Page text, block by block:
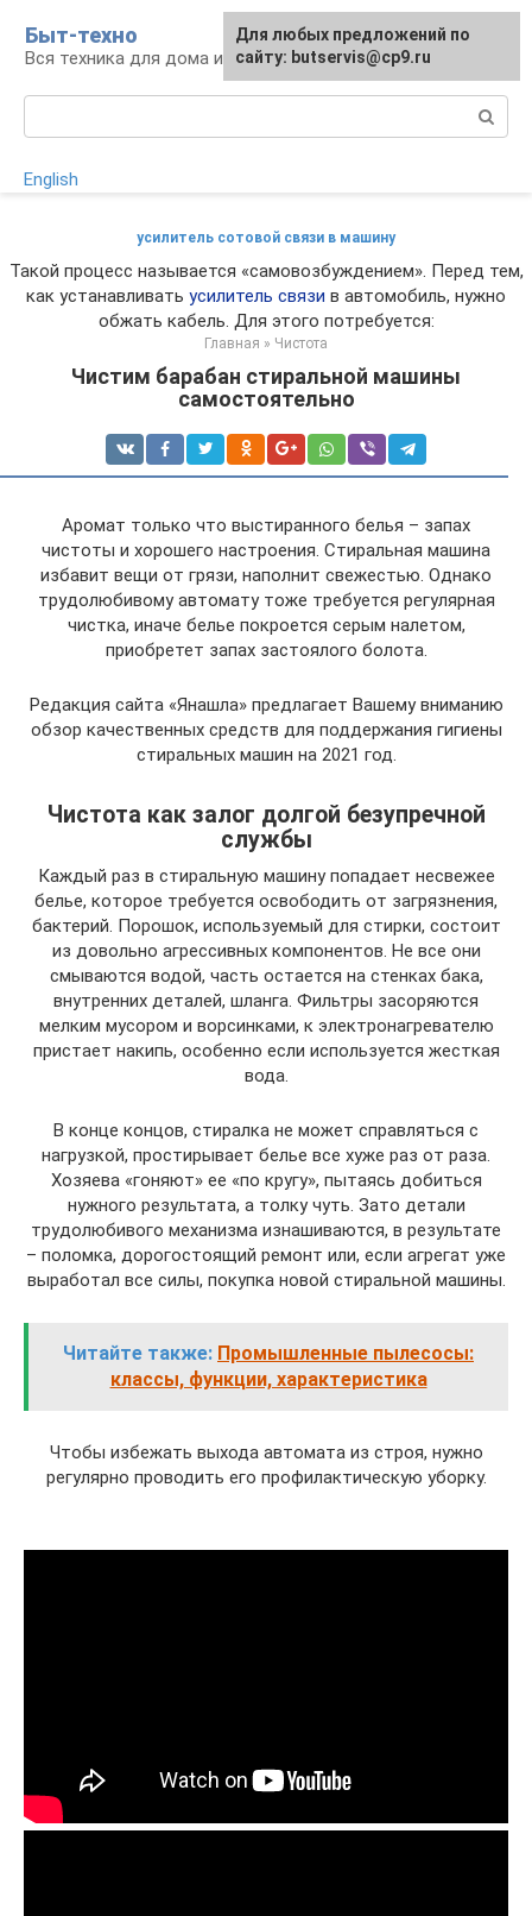
контенту
Быт-техно
Вся техника для дома и сада
English
усилитель сотовой связи в машину
Такой процесс называется «самовозбуждением». Перед тем,
как устанавливать усилитель связи в автомобиль, нужно
обжать кабель. Для этого потребуется:
Главная » Чистота
Чистим барабан стиральной машины
самостоятельно
Аромат только что выстиранного белья – запах
чистоты и хорошего настроения. Стиральная машина
избавит вещи от грязи, наполнит свежестью. Однако
трудолюбивому автомату тоже требуется регулярная
чистка, иначе белье покроется серым налетом,
приобретет запах застоялого болота.
Редакция сайта «Янашла» предлагает Вашему вниманию
обзор качественных средств для поддержания гигиены
стиральных машин на 2021 год.
Чистота как залог долгой безупречной
службы
Каждый раз в стиральную машину попадает несвежее
белье, которое требуется освободить от загрязнения,
бактерий. Порошок, используемый для стирки, состоит
из довольно агрессивных компонентов. Не все они
смываются водой, часть остается на стенках бака,
внутренних деталей, шланга. Фильтры засоряются
мелким мусором и ворсинками, к электронагревателю
пристает накипь, особенно если используется жесткая
вода.
В конце концов, стиралка не может справляться с
нагрузкой, простирывает белье все хуже раз от раза.
Хозяева «гоняют» ее «по кругу», пытаясь добиться
нужного результата, а толку чуть. Зато детали
трудолюбивого механизма изнашиваются, в результате
– поломка, дорогостоящий ремонт или, если агрегат уже
выработал все силы, покупка новой стиральной машины.
Читайте также: Промышленные пылесосы:
классы, функции, характеристика
Чтобы избежать выхода автомата из строя, нужно
регулярно проводить его профилактическую уборку.
Для любых предложений по
сайту: butservis@cp9.ru